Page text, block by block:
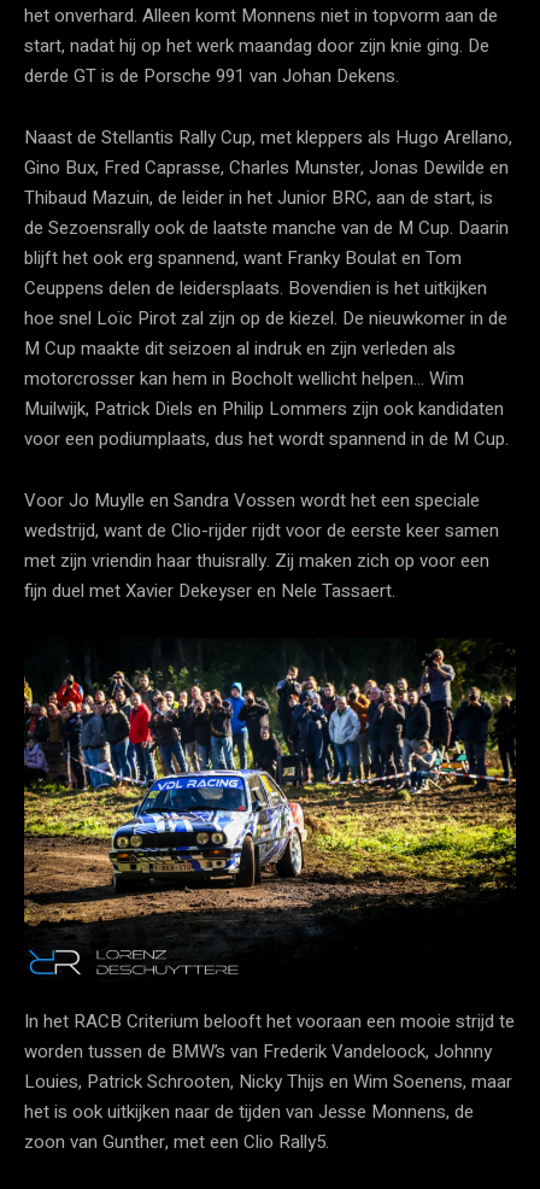
het onverhard. Alleen komt Monnens niet in topvorm aan de
start, nadat hij op het werk maandag door zijn knie ging. De
derde GT is de Porsche 991 van Johan Dekens.
Naast de Stellantis Rally Cup, met kleppers als Hugo Arellano,
Gino Bux, Fred Caprasse, Charles Munster, Jonas Dewilde en
Thibaud Mazuin, de leider in het Junior BRC, aan de start, is
de Sezoensrally ook de laatste manche van de M Cup. Daarin
blijft het ook erg spannend, want Franky Boulat en Tom
Ceuppens delen de leidersplaats. Bovendien is het uitkijken
hoe snel Loïc Pirot zal zijn op de kiezel. De nieuwkomer in de
M Cup maakte dit seizoen al indruk en zijn verleden als
motorcrosser kan hem in Bocholt wellicht helpen… Wim
Muilwijk, Patrick Diels en Philip Lommers zijn ook kandidaten
voor een podiumplaats, dus het wordt spannend in de M Cup.
Voor Jo Muylle en Sandra Vossen wordt het een speciale
wedstrijd, want de Clio-rijder rijdt voor de eerste keer samen
met zijn vriendin haar thuisrally. Zij maken zich op voor een
fijn duel met Xavier Dekeyser en Nele Tassaert.
In het RACB Criterium belooft het vooraan een mooie strijd te
worden tussen de BMW’s van Frederik Vandeloock, Johnny
Louies, Patrick Schrooten, Nicky Thijs en Wim Soenens, maar
het is ook uitkijken naar de tijden van Jesse Monnens, de
zoon van Gunther, met een Clio Rally5.